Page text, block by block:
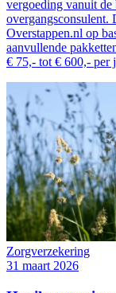
vergoeding vanuit de
overgangsconsulent.
Overstappen.nl op
aanvullende
€ 75,- tot € 600,- per
Zorgverzekering
31 maart 2026